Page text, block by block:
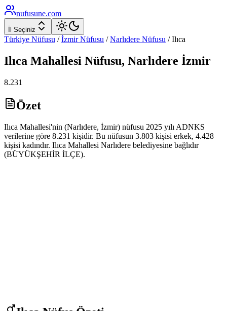
nufusune.com
İl Seçiniz
Türkiye Nüfusu / İzmirNüfusu / Narlıdere Nüfusu /Ilıca
Ilıca Mahallesi Nüfusu, Narlıdere İzmir
8.231
Özet
Ilıca Mahallesi'nin (Narlıdere, İzmir) nüfusu 2025 yılı ADNKS
verilerine göre 8.231 kişidir. Bu nüfusun 3.803 kişisi erkek, 4.428
kişisi kadındır. Ilıca Mahallesi Narlıdere belediyesine bağlıdır
(BÜYÜKŞEHİR İLÇE).